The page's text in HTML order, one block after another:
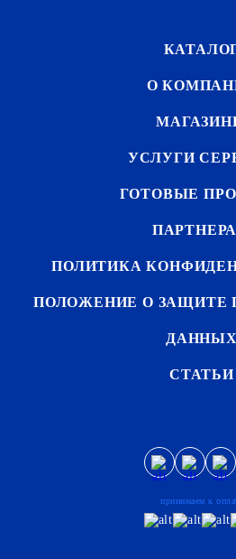
О
УСЛУГИ
ГОТОВЫЕ
ПОЛИТИКА
ПОЛОЖЕНИЕ О ЗАЩИТЕ
ДАННЫХ
СТАТЬИ
принимаем к